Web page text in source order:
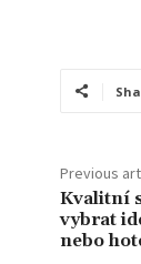
Previous
Kvalitní
vybrat
nebo